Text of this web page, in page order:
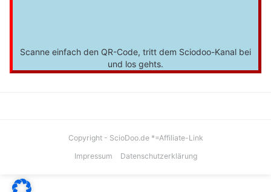
Scanne einfach den QR-Code, tritt dem Sciodoo-Kanal bei
und los gehts.
Copyright - ScioDoo.de *=Affiliate-Link
Impressum
Datenschutzerklärung